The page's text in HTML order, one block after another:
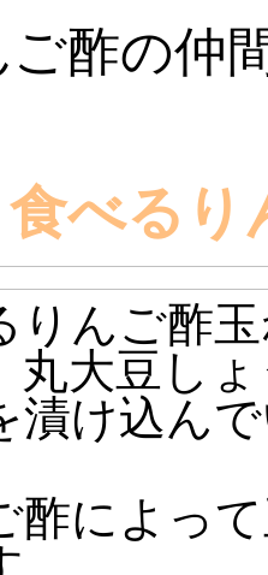
ご酢の仲
食べるり
りんご酢
丸大豆し
漬け込ん
酢によっ